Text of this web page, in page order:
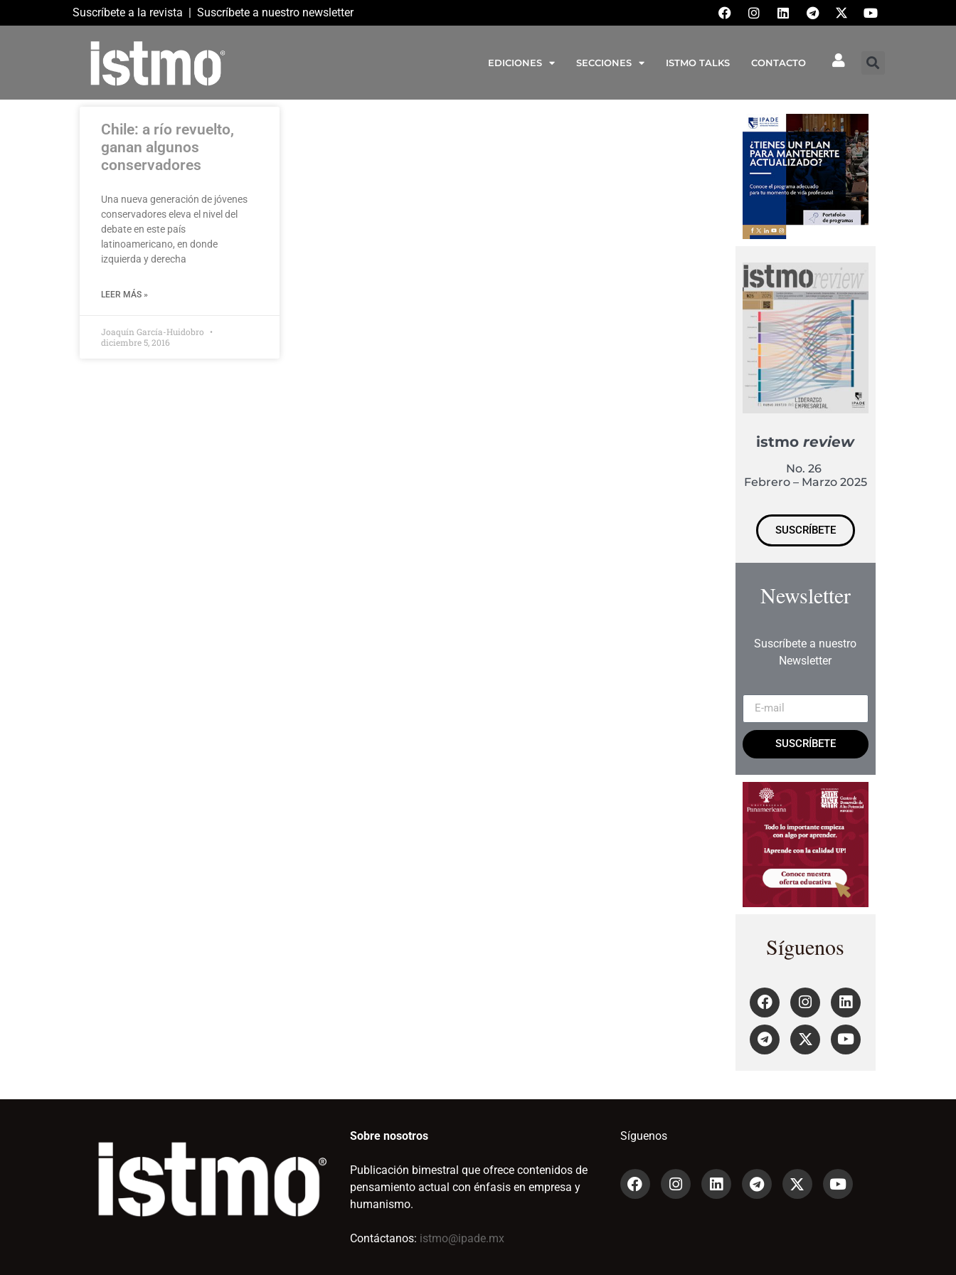
Suscríbete a la revista | Suscríbete a nuestro newsletter
EDICIONES SECCIONES ISTMO TALKS CONTACTO
Chile: a río revuelto,
ganan algunos
conservadores
Una nueva generación de jóvenes
conservadores eleva el nivel del
debate en este país
latinoamericano, en donde
izquierda y derecha
LEER MÁS »
Joaquín García-Huidobro
diciembre 5, 2016
istmoreview
No. 26
Febrero – Marzo 2025
SUSCRÍBETE
Newsletter
Suscríbete a nuestro
Newsletter
SUSCRÍBETE
Síguenos
Sobre nosotros
Publicación bimestral que ofrece contenidos de
pensamiento actual con énfasis en empresa y
humanismo.
Contáctanos: istmo@ipade.mx
Síguenos